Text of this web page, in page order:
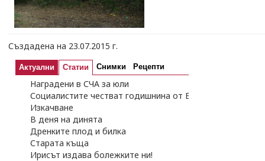
Създадена на 23.07.2015 г.
Актуални Статии Снимки Рецепти
Наградени в СЧА за юли
Социалистите честват годишнина от Бузлуджанския
Изкачване
В деня на динята
Дренките плод и билка
Старата къща
Ирисът издава болежките ни!